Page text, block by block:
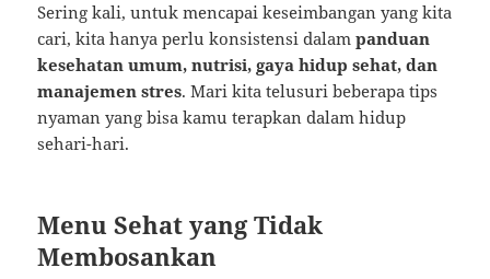
Sering kali, untuk mencapai keseimbangan yang kita
cari, kita hanya perlu konsistensi dalampanduan
kesehatan umum, nutrisi, gaya hidup sehat, dan
manajemen stres. Mari kita telusuri beberapa tips
nyaman yang bisa kamu terapkan dalam hidup
sehari-hari.
Menu Sehat yang Tidak
Membosankan